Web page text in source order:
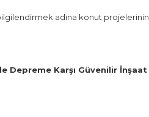
adına konut projelerinin
Depreme Karşı Güvenilir İnşaat